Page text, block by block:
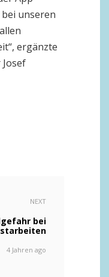
unseren
ergänzte
NEXT
bei
4 Jahren ago